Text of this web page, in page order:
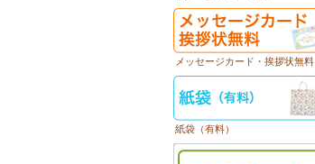
メッセージカード・挨拶状無料
紙袋（有料）